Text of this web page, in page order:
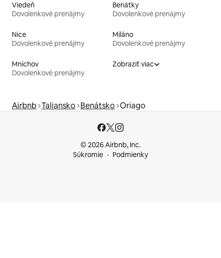
Viedeň
Dovolenkové prenájmy
Benátky
Dovolenkové prenájmy
Nice
Dovolenkové prenájmy
Miláno
Dovolenkové prenájmy
Mníchov
Dovolenkové prenájmy
Zobraziť viac
Airbnb Taliansko Benátsko Oriago
© 2026 Airbnb, Inc.
Súkromie
Podmienky